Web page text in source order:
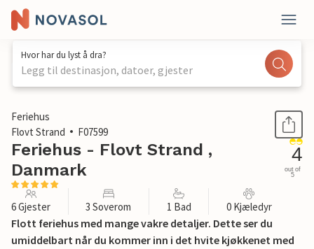
Hvor har du lyst å dra?
Legg til destinasjon, datoer, gjester
1 / 19
Feriehus
Flovt Strand
F07599
Feriehus - Flovt Strand ,
Danmark
4
out of
5
6 Gjester 3 Soverom 1 Bad 0 Kjæledyr
Flott feriehus med mange vakre detaljer. Dette ser du
umiddelbart når du kommer inn i det hvite kjøkkenet med